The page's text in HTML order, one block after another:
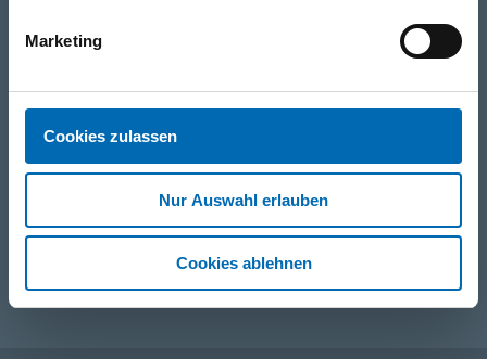
Marketing
Cookies zulassen
Nur Auswahl erlauben
Cookies ablehnen
+43 (0)676 827 755 55
E-Mail
post@odoerfer.com